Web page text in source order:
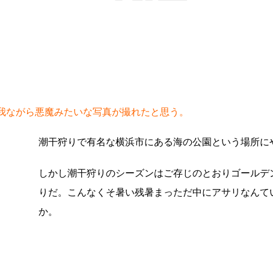
ながら悪魔みたいな写真が撮れたと思う。
潮干狩りで有名な横浜市にある海の公園という場所に
しかし潮干狩りのシーズンはご存じのとおりゴールデ
りだ。こんなくそ暑い残暑まっただ中にアサリなんて
か。